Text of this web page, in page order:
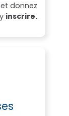
donnez
inscrire.